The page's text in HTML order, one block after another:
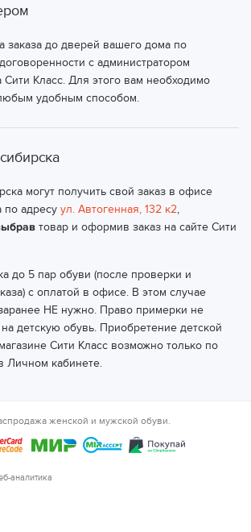
заказа до дверей вашего дома по
с администратором
Сити Класс. Для этого вам необходимо
удобным способом.
могут получить свой заказ в офисе
по адресу ул. Автогенная, 132 к2,
товар и оформив заказ на сайте Сити
до 5 пар обуви (после проверки и
с оплатой в офисе. В этом случае
НЕ нужно. Право примерки не
детскую обувь. Приобретение детской
Сити Класс возможно только по
Личном кабинете.
женской и мужской обуви.
аналитика